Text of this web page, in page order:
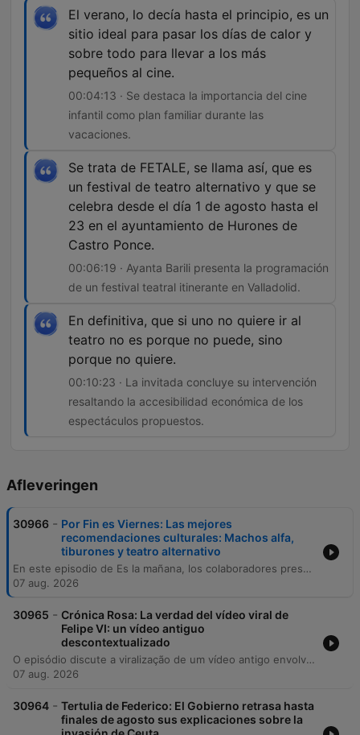
El verano, lo decía hasta el principio, es un
sitio ideal para pasar los días de calor y
sobre todo para llevar a los más
pequeños al cine.
00:04:13 · Se destaca la importancia del cine
infantil como plan familiar durante las
vacaciones.
Se trata de FETALE, se llama así, que es
un festival de teatro alternativo y que se
celebra desde el día 1 de agosto hasta el
23 en el ayuntamiento de Hurones de
Castro Ponce.
00:06:19 · Ayanta Barili presenta la programación
de un festival teatral itinerante en Valladolid.
En definitiva, que si uno no quiere ir al
teatro no es porque no puede, sino
porque no quiere.
00:10:23 · La invitada concluye su intervención
resaltando la accesibilidad económica de los
espectáculos propuestos.
Afleveringen
30966 - Por Fin es Viernes: Las mejores
recomendaciones culturales: Machos alfa,
tiburones y teatro alternativo
En este episodio de Es la mañana, los colaboradores presentan una variada agenda de estrenos y eventos culturales para el fin de semana y el mes de agosto. Andrés Arconada recomienda tres propuestas cinematográficas que abarcan desde la comedia española con El último mono, hasta el cine de supervivencia con En mar abierto y la animación infantil con La Patrulla Canina.
07 aug. 2026
30965 - Crónica Rosa: La verdad del vídeo viral de
Felipe VI: un vídeo antiguo
descontextualizado
O episódio discute a viralização de um vídeo antigo envolvendo o Rei Felipe VI em Mallorca e aborda temas da realeza, como a segurança da Princesa Leonor e a agenda real ligada à astronomia. Acompanhe também uma viagem no tempo ao verão de 1977 para relembrar eventos históricos da cultura pop, além de atualizações sobre celebridades, desde o relacionamento de Tom Holland e Zendaya até as tendências de estilo e rupturas no mundo dos famosos.
07 aug. 2026
30964 - Tertulia de Federico: El Gobierno retrasa hasta
finales de agosto sus explicaciones sobre la